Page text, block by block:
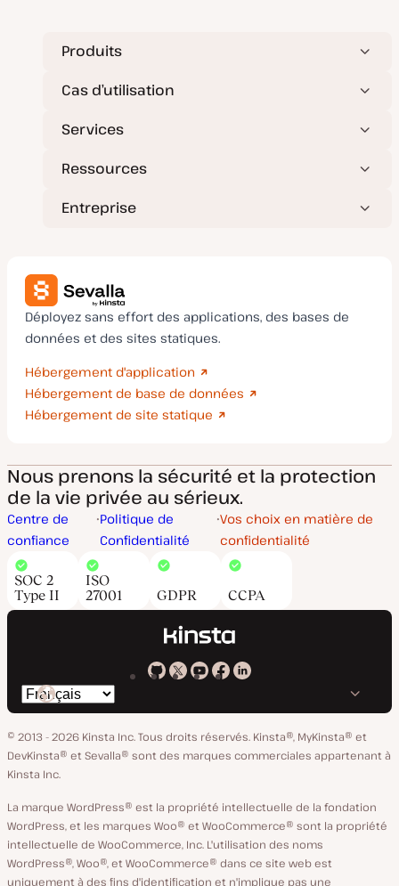
l
i
t
n
Produits
Cas d’utilisation
Services
Ressources
Entreprise
Déployez sans effort des applications, des bases de
données et des sites statiques.
Hébergement d'application
Hébergement de base de données
Hébergement de site statique
Nous prenons la sécurité et la protection
de la vie privée au sérieux.
Centre de
confiance
Politique de
Confidentialité
Vos choix en matière de
confidentialité
SOC 2
Type II
ISO
27001
GDPR CCPA
Kinsta
GitHub
Kinsta
X
Kinsta
YouTube
Kinsta
Facebook
Kinsta
LinkedIn
Changer
de
langue
© 2013 - 2026 Kinsta Inc. Tous droits réservés. Kinsta®, MyKinsta® et
DevKinsta® et Sevalla® sont des marques commerciales appartenant à
Kinsta Inc.
La marque WordPress® est la propriété intellectuelle de la fondation
WordPress, et les marques Woo® et WooCommerce® sont la propriété
intellectuelle de WooCommerce, Inc. L'utilisation des noms
WordPress®, Woo®, et WooCommerce® dans ce site web est
uniquement à des fins d'identification et n'implique pas une